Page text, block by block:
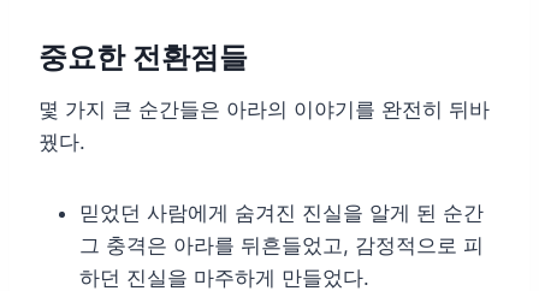
중요한 전환점들
몇 가지 큰 순간들은 아라의 이야기를 완전히 뒤바
꿨다.
믿었던 사람에게 숨겨진 진실을 알게 된 순간
그 충격은 아라를 뒤흔들었고, 감정적으로 피
하던 진실을 마주하게 만들었다.